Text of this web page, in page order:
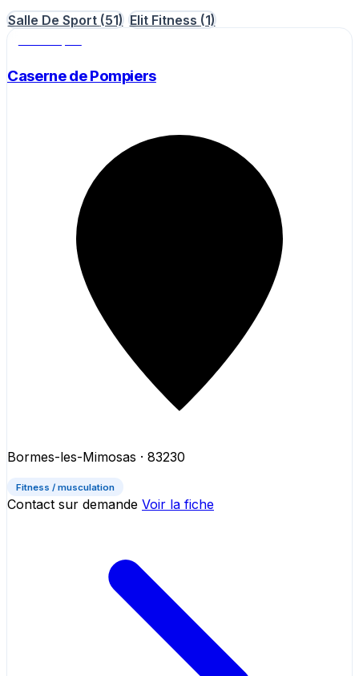
Salle De Sport (51) Elit Fitness (1)
Caserne de Pompiers
Bormes-les-Mimosas · 83230
Fitness / musculation
Contact sur demande Voir la fiche